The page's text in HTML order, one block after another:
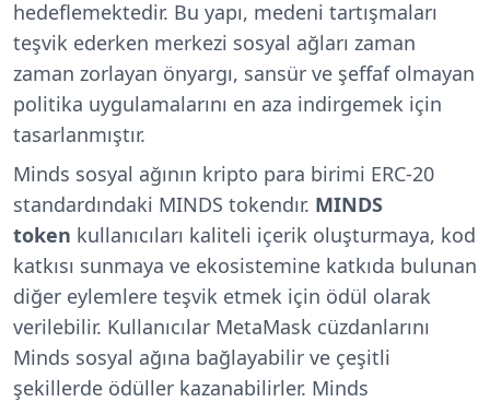
hedeflemektedir. Bu yapı, medeni tartışmaları
teşvik ederken merkezi sosyal ağları zaman
zaman zorlayan önyargı, sansür ve şeffaf olmayan
politika uygulamalarını en aza indirgemek için
tasarlanmıştır.
Minds sosyal ağının kripto para birimi ERC-20
standardındaki MINDS tokendır. MINDS
token kullanıcıları kaliteli içerik oluşturmaya, kod
katkısı sunmaya ve ekosistemine katkıda bulunan
diğer eylemlere teşvik etmek için ödül olarak
verilebilir. Kullanıcılar MetaMask cüzdanlarını
Minds sosyal ağına bağlayabilir ve çeşitli
şekillerde ödüller kazanabilirler. Minds